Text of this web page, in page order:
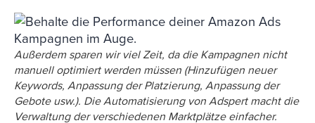
Außerdem sparen wir viel Zeit, da die Kampagnen nicht
manuell optimiert werden müssen (Hinzufügen neuer
Keywords, Anpassung der Platzierung, Anpassung der
Gebote usw.). Die Automatisierung von Adspert macht die
Verwaltung der verschiedenen Marktplätze einfacher.